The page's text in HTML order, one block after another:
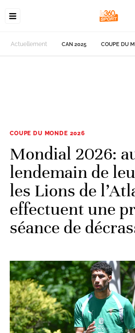
Actuellement CAN 2025 COUPE DU
COUPE DU MONDE 2026
Mondial 2026:
lendemain de
les Lions de
effectuent une
séance de